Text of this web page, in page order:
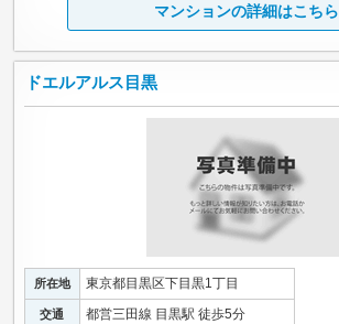
マンションの詳細はこちら
ドエルアルス目黒
所在地 東京都目黒区下目黒1丁目
交通 都営三田線 目黒駅 徒歩5分